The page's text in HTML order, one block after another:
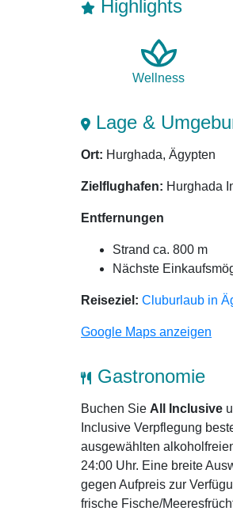
Highlights
Wellness
Lage &
Ort: Hurghada, Ägypten
Zielflughafen: Hurghada
Entfernungen
Strand ca. 800 m
Nächste
Reiseziel: Cluburlaub in
Google Maps anzeigen
Gastronomie
Buchen Sie All Inclusive
Inclusive Verpflegung
ausgewählten
24:00 Uhr. Eine breite
gegen Aufpreis zur
frische Fische/